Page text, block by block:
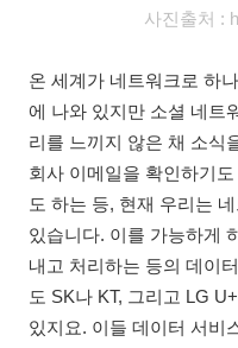
사진출처 :
온 세계가 네트워크로 하
에 나와 있지만 소셜 네트
리를 느끼지 않은 채 소식
회사 이메일을 확인하기
도 하는 등, 현재 우리는
있습니다. 이를 가능하게
내고 처리하는 등의 데이
도 SK나 KT, 그리고 LG
있지요. 이들 데이터 서비